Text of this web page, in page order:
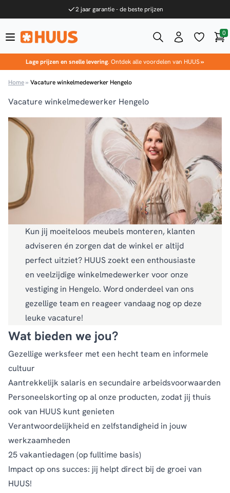
2 jaar garantie - de beste prijzen
0
Lage prijzen en snelle levering. Ontdek alle voordelen van HUUS»
Home» Vacature winkelmedewerker Hengelo
Vacature winkelmedewerker Hengelo
Kun jij moeiteloos meubels monteren, klanten
adviseren én zorgen dat de winkel er altijd
perfect uitziet? HUUS zoekt een enthousiaste
en veelzijdige winkelmedewerker voor onze
vestiging in Hengelo. Word onderdeel van ons
gezellige team en reageer vandaag nog op deze
leuke vacature!
Wat bieden we jou?
Gezellige werksfeer met een hecht team en informele
cultuur
Aantrekkelijk salaris en secundaire arbeidsvoorwaarden
Personeelskorting op al onze producten, zodat jij thuis
ook van HUUS kunt genieten
Verantwoordelijkheid en zelfstandigheid in jouw
werkzaamheden
25 vakantiedagen (op fulltime basis)
Impact op ons succes: jij helpt direct bij de groei van
HUUS!